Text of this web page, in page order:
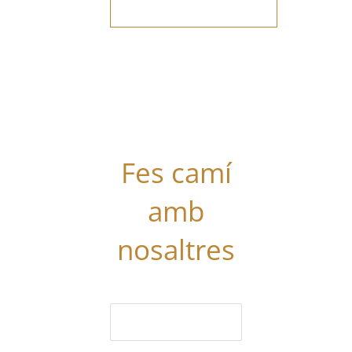
Fes camí
amb
nosaltres